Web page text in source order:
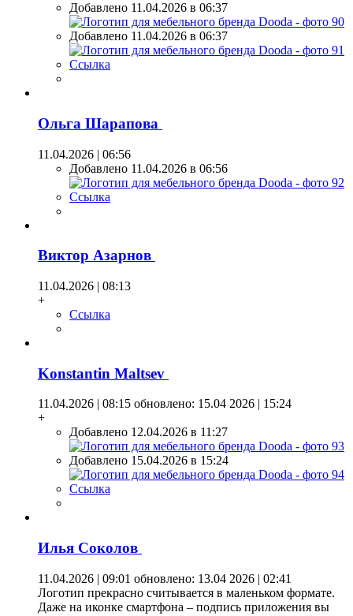
Добавлено 11.04.2026 в 06:37
Добавлено 11.04.2026 в 06:37
Ссылка
Ольга Шарапова
11.04.2026 | 06:56
Добавлено 11.04.2026 в 06:56
Ссылка
Виктор Азарнов
11.04.2026 | 08:13
+
Ссылка
Konstantin Maltsev
11.04.2026 | 08:15 обновлено: 15.04 2026 | 15:24
+
Добавлено 12.04.2026 в 11:27
Добавлено 15.04.2026 в 15:24
Ссылка
Илья Coкoлoв
11.04.2026 | 09:01 обновлено: 13.04 2026 | 02:41
Логотип прекрасно считывается в маленьком формате.
Даже на иконке смартфона – подпись приложения вы